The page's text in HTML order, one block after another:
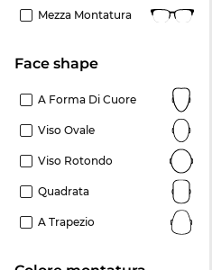
Mezza Montatura
Face shape
A Forma Di Cuore
Viso Ovale
Viso Rotondo
Quadrata
A Trapezio